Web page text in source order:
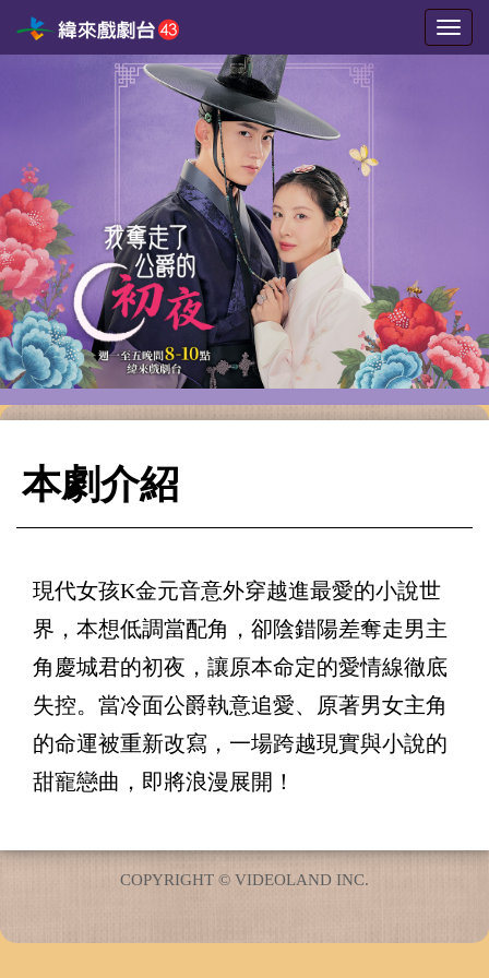
選
本劇介紹
現代女孩K金元音意外穿越進最愛的小說世
界，本想低調當配角，卻陰錯陽差奪走男主
角慶城君的初夜，讓原本命定的愛情線徹底
失控。當冷面公爵執意追愛、原著男女主角
的命運被重新改寫，一場跨越現實與小說的
甜寵戀曲，即將浪漫展開！
COPYRIGHT © VIDEOLAND INC.